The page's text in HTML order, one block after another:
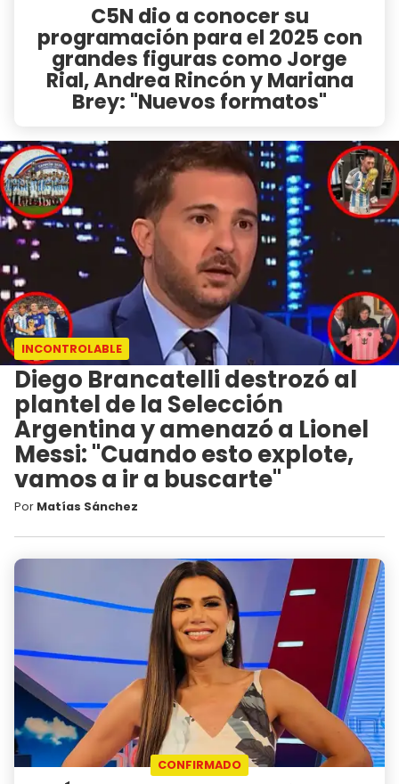
C5N dio a conocer su
programación para el 2025 con
grandes figuras como Jorge
Rial, Andrea Rincón y Mariana
Brey: "Nuevos formatos"
INCONTROLABLE
Diego Brancatelli destrozó al
plantel de la Selección
Argentina y amenazó a Lionel
Messi: "Cuando esto explote,
vamos a ir a buscarte"
Por Matías Sánchez
CONFIRMADO